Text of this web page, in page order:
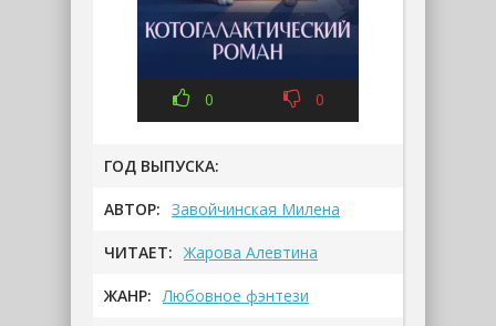
0 0
ГОД ВЫПУСКА:
АВТОР: Завойчинская Милена
ЧИТАЕТ: Жарова Алевтина
ЖАНР: Любовное фэнтези